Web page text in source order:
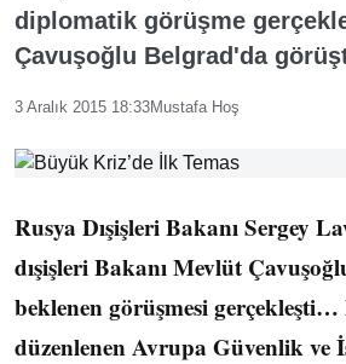
diplomatik görüşme
Çavuşoğlu Belgrad'da
3 Aralık 2015 18:33Mustafa Hoş
Rusya Dışişleri Bakanı Sergey
dışişleri Bakanı Mevlüt
beklenen görüşmesi gerçekleşti…
düzenlenen Avrupa Güvenlik ve